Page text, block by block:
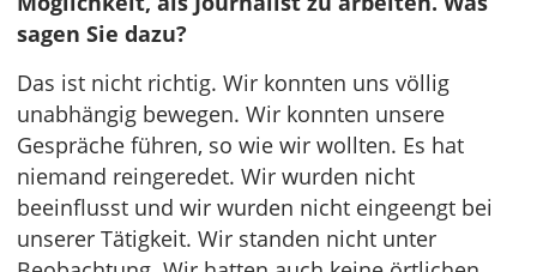
sagen Sie dazu?
Das ist nicht richtig. Wir konnten uns völlig
unabhängig bewegen. Wir konnten unsere
Gespräche führen, so wie wir wollten. Es hat
niemand reingeredet. Wir wurden nicht
beeinflusst und wir wurden nicht eingeengt bei
unserer Tätigkeit. Wir standen nicht unter